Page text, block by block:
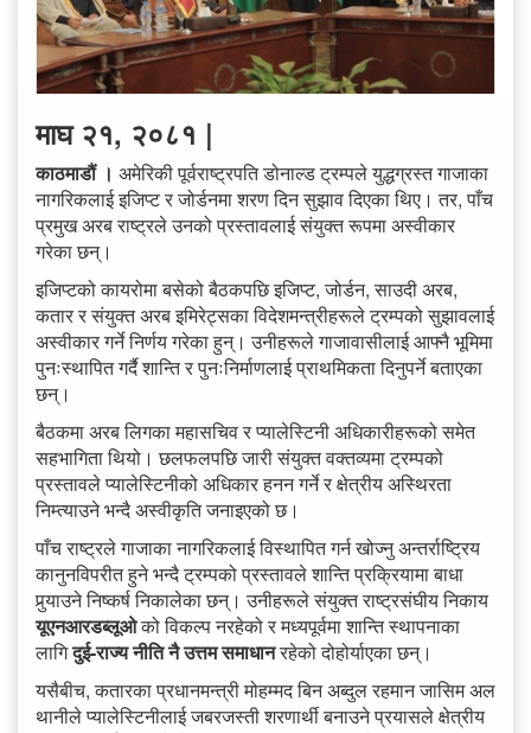
माघ २१, २०८१ |
काठमाडौं । अमेरिकी पूर्वराष्ट्रपति डोनाल्ड ट्रम्पले युद्धग्रस्त गाजाका
नागरिकलाई इजिप्ट र जोर्डनमा शरण दिन सुझाव दिएका थिए। तर, पाँच
प्रमुख अरब राष्ट्रले उनको प्रस्तावलाई संयुक्त रूपमा अस्वीकार
गरेका छन्।
इजिप्टको कायरोमा बसेको बैठकपछि इजिप्ट, जोर्डन, साउदी अरब,
कतार र संयुक्त अरब इमिरेट्सका विदेशमन्त्रीहरूले ट्रम्पको सुझावलाई
अस्वीकार गर्ने निर्णय गरेका हुन्। उनीहरूले गाजावासीलाई आफ्नै भूमिमा
पुनःस्थापित गर्दै शान्ति र पुनःनिर्माणलाई प्राथमिकता दिनुपर्ने बताएका
छन्।
बैठकमा अरब लिगका महासचिव र प्यालेस्टिनी अधिकारीहरूको समेत
सहभागिता थियो। छलफलपछि जारी संयुक्त वक्तव्यमा ट्रम्पको
प्रस्तावले प्यालेस्टिनीको अधिकार हनन गर्ने र क्षेत्रीय अस्थिरता
निम्त्याउने भन्दै अस्वीकृति जनाइएको छ।
पाँच राष्ट्रले गाजाका नागरिकलाई विस्थापित गर्न खोज्नु अन्तर्राष्ट्रिय
कानुनविपरीत हुने भन्दै ट्रम्पको प्रस्तावले शान्ति प्रक्रियामा बाधा
पुर्‍याउने निष्कर्ष निकालेका छन्। उनीहरूले संयुक्त राष्ट्रसंघीय निकाय
यूएनआरडब्लूओको विकल्प नरहेको र मध्यपूर्वमा शान्ति स्थापनाका
लागिदुई-राज्य नीति नै उत्तम समाधानरहेको दोहोर्याएका छन्।
यसैबीच, कतारका प्रधानमन्त्री मोहम्मद बिन अब्दुल रहमान जासिम अल
थानीले प्यालेस्टिनीलाई जबरजस्ती शरणार्थी बनाउने प्रयासले क्षेत्रीय